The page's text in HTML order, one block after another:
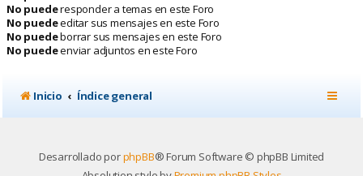
No puederesponder a temas en este Foro
No puedeeditar sus mensajes en este Foro
No puedeborrar sus mensajes en este Foro
No puedeenviar adjuntos en este Foro
Inicio Índice general
Desarrollado porphpBB® Forum Software © phpBB Limited